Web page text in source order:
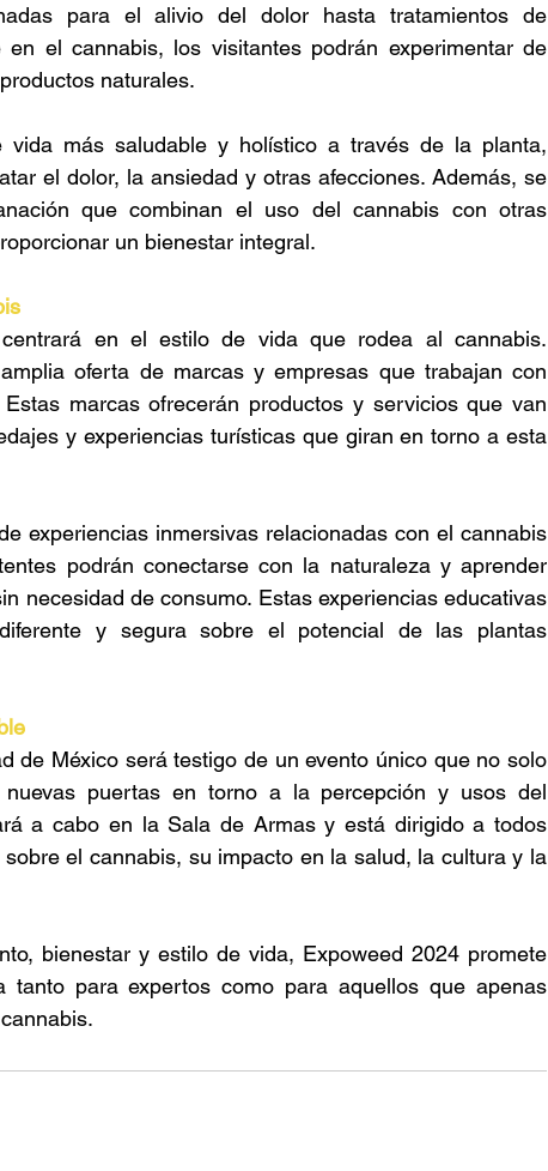
para el alivio del dolor hasta tratamientos de
el cannabis, los visitantes podrán experimentar de
naturales.
más saludable y holístico a través de la planta,
el dolor, la ansiedad y otras afecciones. Además, se
que combinan el uso del cannabis con otras
un bienestar integral.
en el estilo de vida que rodea al cannabis.
oferta de marcas y empresas que trabajan con
marcas ofrecerán productos y servicios que van
y experiencias turísticas que giran en torno a esta
experiencias inmersivas relacionadas con el cannabis
podrán conectarse con la naturaleza y aprender
necesidad de consumo. Estas experiencias educativas
y segura sobre el potencial de las plantas
de México será testigo de un evento único que no solo
puertas en torno a la percepción y usos del
a cabo en la Sala de Armas y está dirigido a todos
el cannabis, su impacto en la salud, la cultura y la
bienestar y estilo de vida, Expoweed 2024 promete
tanto para expertos como para aquellos que apenas